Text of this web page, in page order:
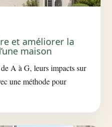
et améliorer la
maison
A à G, leurs impacts sur
une méthode pour